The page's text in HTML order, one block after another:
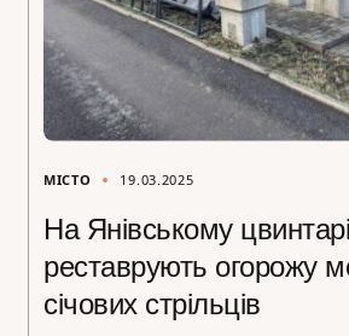
МІСТО 19.03.2025
На Янівському цвинтарі
реставрують огорожу
січових стрільців